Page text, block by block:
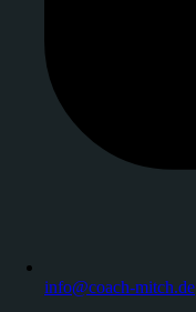
info@coach-mitch.de